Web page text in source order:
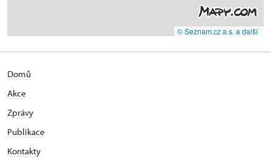
© Seznam.cz a.s. a další
Domů
Akce
Zprávy
Publikace
Kontakty